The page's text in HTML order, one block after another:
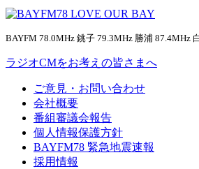
BAYFM 78.0MHz 銚子 79.3MHz 勝浦 87.4MHz
ラジオCMをお考えの皆さまへ
ご意見・お問い合わせ
会社概要
番組審議会報告
個人情報保護方針
BAYFM78 緊急地震速報
採用情報